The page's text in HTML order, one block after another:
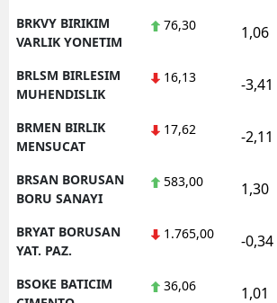
BRKVY BIRIKIM
VARLIK YONETIM
76,30 1,06
BRLSM BIRLESIM
MUHENDISLIK
16,13 -3,41
BRMEN BIRLIK
MENSUCAT
17,62 -2,11
BRSAN BORUSAN
BORU SANAYI
583,00 1,30
BRYAT BORUSAN
YAT. PAZ.
1.765,00 -0,34
BSOKE BATICIM
36,06 1,01